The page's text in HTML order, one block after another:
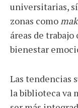
universitarias,
zonas como
áreas de
bienestar
Las tendencias
la biblioteca va